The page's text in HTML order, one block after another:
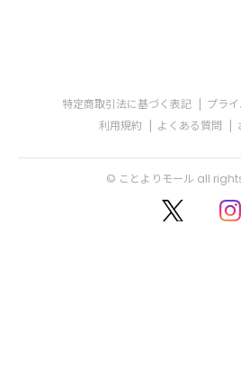
特定商取引法に基づく表記
プラ
利用規約
よくある質問
© ことよりモール all